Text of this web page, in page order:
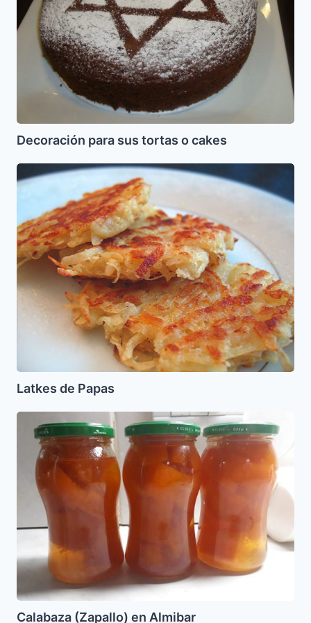
Decoración para sus tortas o cakes
Latkes
de
Latkes de Papas
Calabaza
(Zapallo)
Almibar
Calabaza (Zapallo) en Almibar